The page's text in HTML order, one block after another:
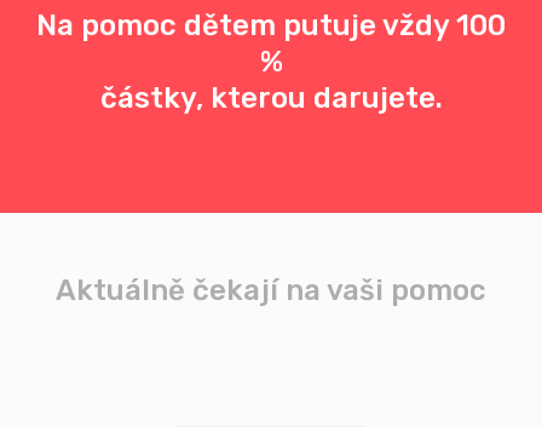
Na pomoc dětem putuje vždy 100
%
částky, kterou darujete.
Aktuálně čekají na vaši pomoc